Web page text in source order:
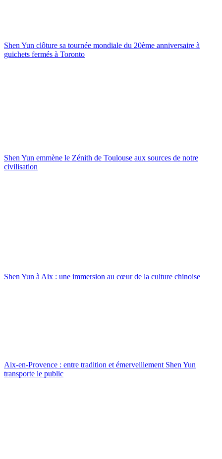
Shen Yun clôture sa tournée mondiale du 20ème anniversaire à
guichets fermés à Toronto
Shen Yun emmène le Zénith de Toulouse aux sources de notre
civilisation
Shen Yun à Aix : une immersion au cœur de la culture chinoise
Aix-en-Provence : entre tradition et émerveillement Shen Yun
transporte le public